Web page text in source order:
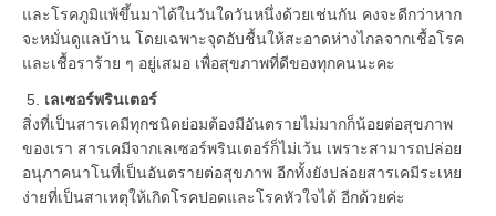
และโรคภูมิแพ้ขึ้นมาได้ในวันใดวันหนึ่งด้วยเช่นกัน คงจะดีกว่าหาก
จะหมั่นดูแลบ้าน โดยเฉพาะจุดอับชื้นให้สะอาดห่างไกลจากเชื้อโรค
และเชื้อราร้าย ๆ อยู่เสมอ เพื่อสุขภาพที่ดีของทุกคนนะคะ
5. เลเซอร์พรินเตอร์
สิ่งที่เป็นสารเคมีทุกชนิดย่อมต้องมีอันตรายไม่มากก็น้อยต่อสุขภาพ
ของเรา สารเคมีจากเลเซอร์พรินเตอร์ก็ไม่เว้น เพราะสามารถปล่อย
อนุภาคนาโนที่เป็นอันตรายต่อสุขภาพ อีกทั้งยังปล่อยสารเคมีระเหย
ง่ายที่เป็นสาเหตุให้เกิดโรคปอดและโรคหัวใจได้ อีกด้วยค่ะ